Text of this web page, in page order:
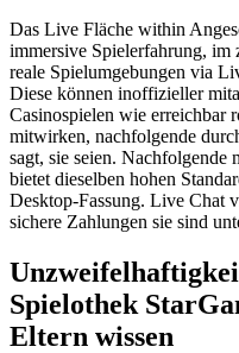
Das Live Fläche within
immersive Spielerfahrung, im
reale Spielumgebungen via
Diese können inoffizieller
Casinospielen wie erreichbar
mitwirken, nachfolgende
sagt, sie seien. Nachfolgende
bietet dieselben hohen
Desktop-Fassung. Live Chat
sichere Zahlungen sie sind
Spielothek
Eltern wissen